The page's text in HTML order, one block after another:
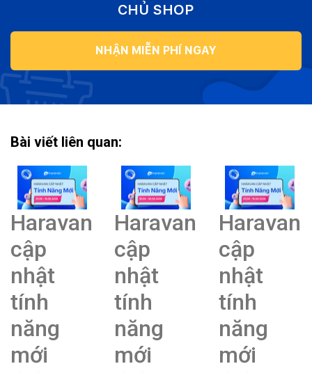
CHỦ SHOP
NHẬN MIỄN PHÍ NGAY
Bài viết liên quan:
Haravan
cập
nhật
tính
năng
mới
Haravan
cập
nhật
tính
năng
mới
Haravan
cập
nhật
tính
năng
mới